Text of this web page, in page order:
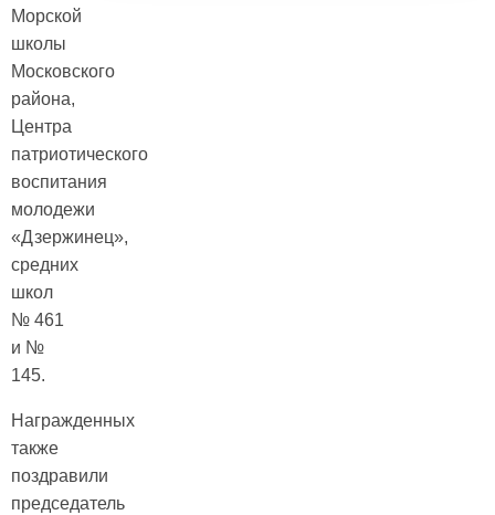
Морской
школы
Московского
района,
Центра
патриотического
воспитания
молодежи
«Дзержинец»,
средних
школ
№ 461
и №
145.
Награжденных
также
поздравили
председатель